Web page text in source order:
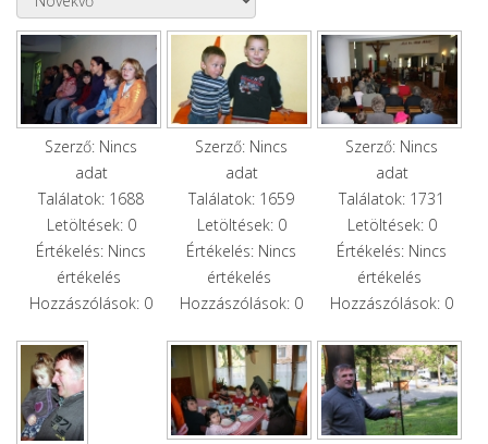
Szerző: Nincs
adat
Találatok: 1688
Letöltések: 0
Értékelés: Nincs
értékelés
Hozzászólások: 0
Szerző: Nincs
adat
Találatok: 1659
Letöltések: 0
Értékelés: Nincs
értékelés
Hozzászólások: 0
Szerző: Nincs
adat
Találatok: 1731
Letöltések: 0
Értékelés: Nincs
értékelés
Hozzászólások: 0